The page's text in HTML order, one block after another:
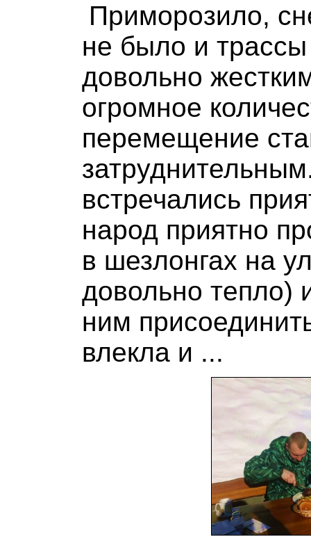
Приморозило,
не было и
довольно
огромное
перемещение
встречались
народ приятно
в шезлонгах на
довольно тепло)
ним
влекла и ...